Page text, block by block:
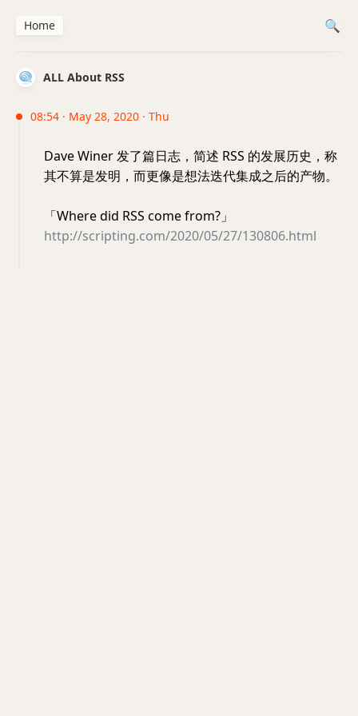
ALL About RSS
08:54 · May 28, 2020 · Thu
Dave Winer 发了篇日志，简述 RSS 的发展历史，称
其不算是发明，而更像是想法迭代集成之后的产物。
「Where did RSS come from?」
http://scripting.com/2020/05/27/130806.html
Home